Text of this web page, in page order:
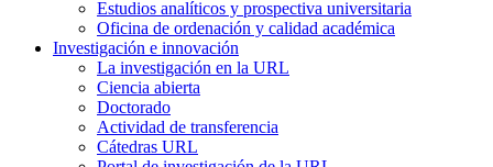
Estudios analíticos y prospectiva universitaria
Oficina de ordenación y calidad académica
Investigación e innovación
La investigación en la URL
Ciencia abierta
Doctorado
Actividad de transferencia
Cátedras URL